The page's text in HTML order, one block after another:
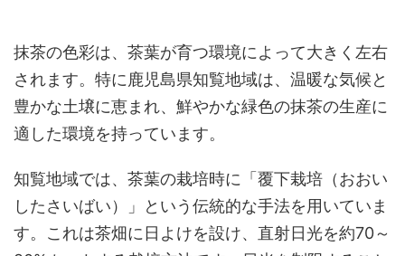
抹茶の色彩は、茶葉が育つ環境によって大きく左右
されます。特に鹿児島県知覧地域は、温暖な気候と
豊かな土壌に恵まれ、鮮やかな緑色の抹茶の生産に
適した環境を持っています。
知覧地域では、茶葉の栽培時に「覆下栽培（おおい
したさいばい）」という伝統的な手法を用いていま
す。これは茶畑に日よけを設け、直射日光を約70～